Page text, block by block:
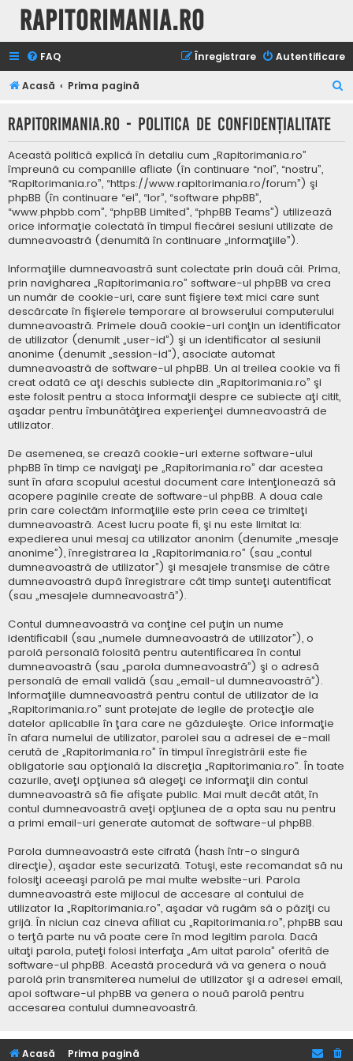
Rapitorimania.ro
FAQ Autentificare
Înregistrare
Acasă Prima pagină
t
Rapitorimania.ro - Politica de confidenţialitate
Această politică explică în detaliu cum „Rapitorimania.ro”
împreună cu companiile afliate (în continuare “noi”, “nostru”,
“Rapitorimania.ro”, “https://www.rapitorimania.ro/forum”) şi
phpBB (în continuare “ei”, “lor”, “software phpBB”,
“www.phpbb.com”, “phpBB Limited”, “phpBB Teams”) utilizează
orice informaţie colectată în timpul fiecărei sesiuni utilizate de
dumneavoastră (denumită în continuare „informaţiile”).
Informaţiile dumneavoastră sunt colectate prin două căi. Prima,
prin navigharea „Rapitorimania.ro” software-ul phpBB va crea
un număr de cookie-uri, care sunt fişiere text mici care sunt
descărcate în fişierele temporare al browserului computerului
dumneavoastră. Primele două cookie-uri conţin un identificator
de utilizator (denumit „user-id”) şi un identificator al sesiunii
anonime (denumit „session-id”), asociate automat
dumneavoastră de software-ul phpBB. Un al treilea cookie va fi
creat odată ce aţi deschis subiecte din „Rapitorimania.ro” şi
este folosit pentru a stoca informaţii despre ce subiecte aţi citit,
aşadar pentru îmbunătăţirea experienţei dumneavoastră de
utilizator.
De asemenea, se crează cookie-uri externe software-ului
phpBB în timp ce navigaţi pe „Rapitorimania.ro” dar acestea
sunt în afara scopului acestui document care intenţionează să
acopere paginile create de software-ul phpBB. A doua cale
prin care colectăm informaţiile este prin ceea ce trimiteţi
dumneavoastră. Acest lucru poate fi, şi nu este limitat la:
expedierea unui mesaj ca utilizator anonim (denumite „mesaje
anonime”), înregistrarea la „Rapitorimania.ro” (sau „contul
dumneavoastră de utilizator”) şi mesajele transmise de către
dumneavoastră după înregistrare cât timp sunteţi autentificat
(sau „mesajele dumneavoastră”).
Contul dumneavoastră va conţine cel puţin un nume
identificabil (sau „numele dumneavoastră de utilizator”), o
parolă personală folosită pentru autentificarea în contul
dumneavoastră (sau „parola dumneavoastră”) şi o adresă
personală de email validă (sau „email-ul dumneavoastră”).
Informaţiile dumneavoastră pentru contul de utilizator de la
„Rapitorimania.ro” sunt protejate de legile de protecţie ale
datelor aplicabile în ţara care ne găzduieşte. Orice informaţie
în afara numelui de utilizator, parolei sau a adresei de e-mail
cerută de „Rapitorimania.ro” în timpul înregistrării este fie
obligatorie sau opţională la discreţia „Rapitorimania.ro”. În toate
cazurile, aveţi opţiunea să alegeţi ce informaţii din contul
dumneavoastră să fie afişate public. Mai mult decât atât, în
contul dumneavoastră aveţi opţiunea de a opta sau nu pentru
a primi email-uri generate automat de software-ul phpBB.
Parola dumneavoastră este cifrată (hash într-o singură
direcţie), aşadar este securizată. Totuşi, este recomandat să nu
folosiţi aceeaşi parolă pe mai multe website-uri. Parola
dumneavoastră este mijlocul de accesare al contului de
utilizator la „Rapitorimania.ro”, aşadar vă rugăm să o păziţi cu
grijă. În niciun caz cineva afiliat cu „Rapitorimania.ro”, phpBB sau
o terţă parte nu vă poate cere în mod legitim parola. Dacă
uitaţi parola, puteţi folosi interfaţa „Am uitat parola” oferită de
software-ul phpBB. Această procedură vă va genera o nouă
parolă prin transmiterea numelui de utilizator şi a adresei email,
apoi software-ul phpBB va genera o nouă parolă pentru
accesarea contului dumneavoastră.
Acasă Prima pagină